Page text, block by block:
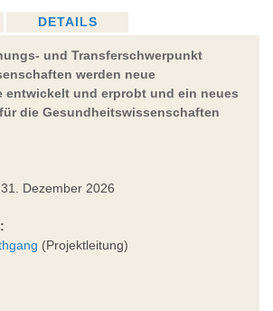
DETAILS
und Transferschwerpunkt
werden neue
entwickelt und erprobt und ein neues
die Gesundheitswissenschaften
Dezember 2026
(Projektleitung)